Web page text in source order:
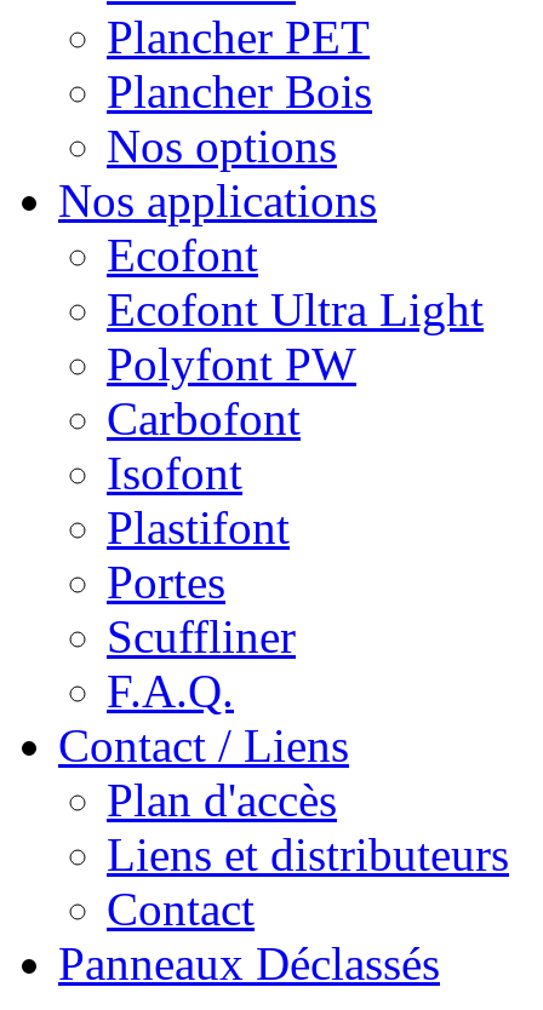
Plancher PET
Plancher Bois
Nos options
Nos applications
Ecofont
Ecofont Ultra Light
Polyfont PW
Carbofont
Isofont
Plastifont
Portes
Scuffliner
F.A.Q.
Contact / Liens
Plan d'accès
Liens et distributeurs
Contact
Panneaux Déclassés